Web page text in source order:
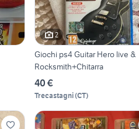
2
Giochi ps4 Guitar Hero live &
Rocksmith+Chitarra
40 €
Trecastagni(CT)